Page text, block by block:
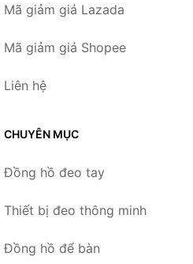
Mã giảm giá Lazada
Mã giảm giá Shopee
Liên hệ
CHUYÊN MỤC
Đồng hồ đeo tay
Thiết bị đeo thông minh
Đồng hồ để bàn